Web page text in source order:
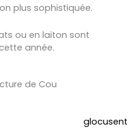
plus sophistiquée.
ou en laiton sont
année.
de Cou